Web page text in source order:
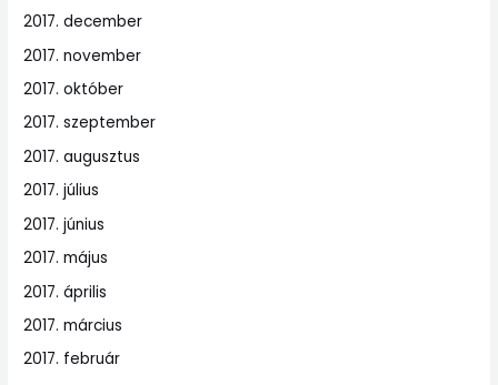
2017. december
2017. november
2017. október
2017. szeptember
2017. augusztus
2017. július
2017. június
2017. május
2017. április
2017. március
2017. február